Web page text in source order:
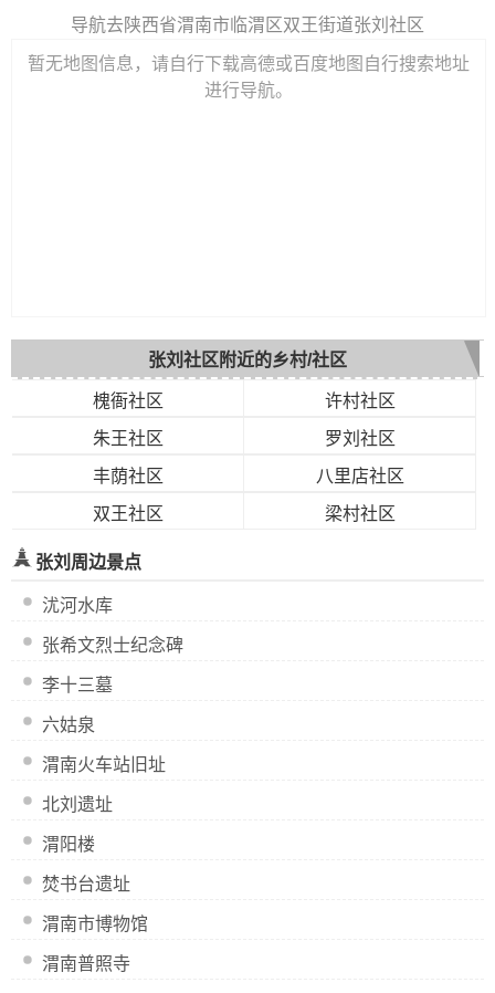
导航去陕西省渭南市临渭区双王街道张刘社区
暂无地图信息，请自行下载高德或百度地图自行搜索地址
进行导航。
张刘社区附近的乡村/社区
槐衙社区
许村社区
朱王社区
罗刘社区
丰荫社区
八里店社区
双王社区
梁村社区
张刘周边景点
沋河水库
张希文烈士纪念碑
李十三墓
六姑泉
渭南火车站旧址
北刘遗址
渭阳楼
焚书台遗址
渭南市博物馆
渭南普照寺